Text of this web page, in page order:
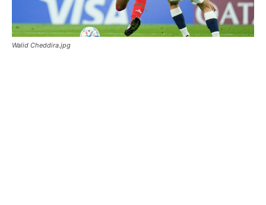
Walid Cheddira.jpg